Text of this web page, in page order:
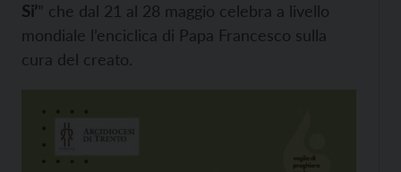
Si’” che dal 21 al 28 maggio celebra a livello
mondiale l’enciclica di Papa Francesco sulla
cura del creato.